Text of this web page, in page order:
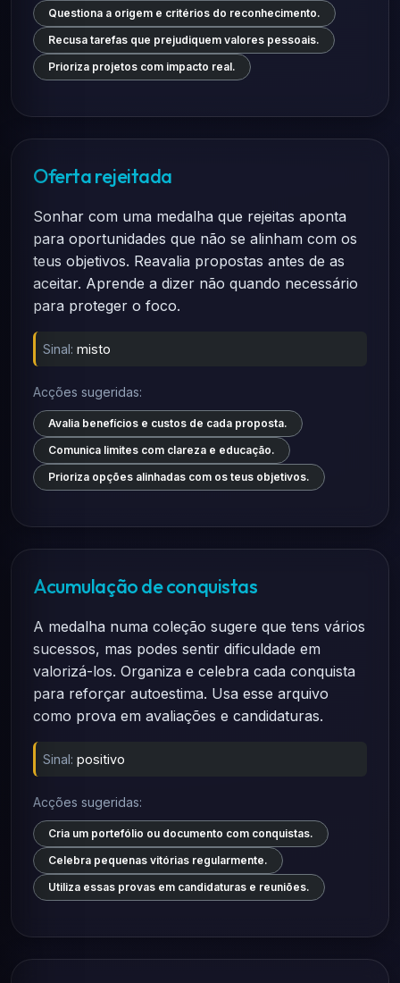
Questiona a origem e critérios do reconhecimento.
Recusa tarefas que prejudiquem valores pessoais.
Prioriza projetos com impacto real.
Oferta rejeitada
Sonhar com uma medalha que rejeitas aponta
para oportunidades que não se alinham com os
teus objetivos. Reavalia propostas antes de as
aceitar. Aprende a dizer não quando necessário
para proteger o foco.
Sinal: misto
Acções sugeridas:
Avalia benefícios e custos de cada proposta.
Comunica limites com clareza e educação.
Prioriza opções alinhadas com os teus objetivos.
Acumulação de conquistas
A medalha numa coleção sugere que tens vários
sucessos, mas podes sentir dificuldade em
valorizá-los. Organiza e celebra cada conquista
para reforçar autoestima. Usa esse arquivo
como prova em avaliações e candidaturas.
Sinal: positivo
Acções sugeridas:
Cria um portefólio ou documento com conquistas.
Celebra pequenas vitórias regularmente.
Utiliza essas provas em candidaturas e reuniões.